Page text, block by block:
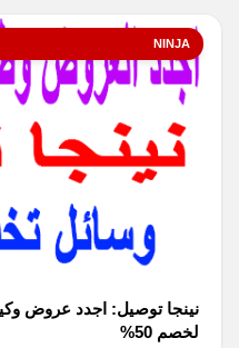
NINJA
نينجا توصيل: اجدد عروض
لخصم 50%